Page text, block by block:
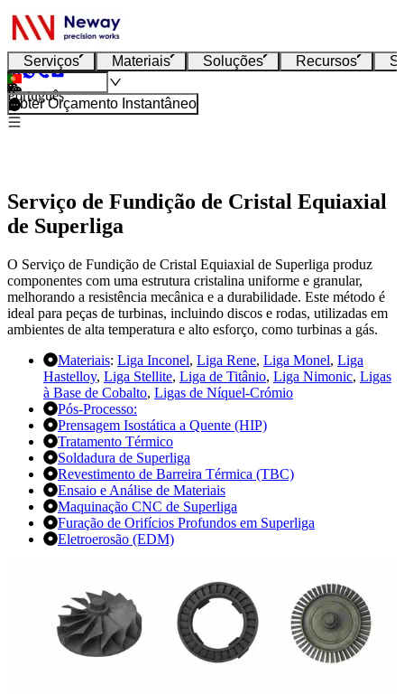
Serviços Materiais Soluções Recursos
Português
Obter Orçamento Instantâneo
Serviço de Fundição de Cristal Equiaxial
de Superliga
O Serviço de Fundição de Cristal Equiaxial de Superliga produz
componentes com uma estrutura cristalina uniforme e granular,
melhorando a resistência mecânica e a durabilidade. Este método é
ideal para peças de turbinas, incluindo discos e rodas, utilizadas em
ambientes de alta temperatura e alto esforço, como turbinas a gás.
Materiais: Liga Inconel, Liga Rene, Liga Monel, Liga
Hastelloy, Liga Stellite, Liga de Titânio, Liga Nimonic, Ligas
à Base de Cobalto, Ligas de Níquel-Crómio
Pós-Processo:
Prensagem Isostática a Quente (HIP)
Tratamento Térmico
Soldadura de Superliga
Revestimento de Barreira Térmica (TBC)
Ensaio e Análise de Materiais
Maquinação CNC de Superliga
Furação de Orifícios Profundos em Superliga
Eletroerosão (EDM)